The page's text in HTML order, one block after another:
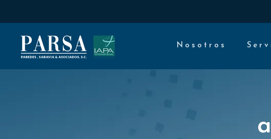
Nosotros